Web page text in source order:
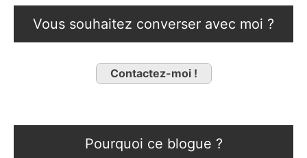
Vous souhaitez converser avec moi ?
Contactez-moi !
Pourquoi ce blogue ?